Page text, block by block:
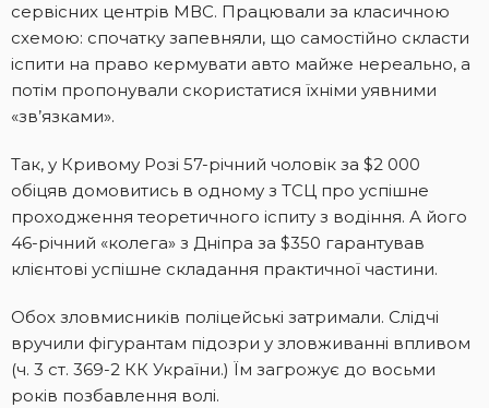
сервісних центрів МВС. Працювали за класичною
схемою: спочатку запевняли, що самостійно скласти
іспити на право кермувати авто майже нереально, а
потім пропонували скористатися їхніми уявними
«зв’язками».
Так, у Кривому Розі 57-річний чоловік за $2 000
обіцяв домовитись в одному з ТСЦ про успішне
проходження теоретичного іспиту з водіння. А його
46-річний «колега» з Дніпра за $350 гарантував
клієнтові успішне складання практичної частини.
Обох зловмисників поліцейські затримали. Слідчі
вручили фігурантам підозри у зловживанні впливом
(ч. 3 ст. 369-2 КК України.) Їм загрожує до восьми
років позбавлення волі.